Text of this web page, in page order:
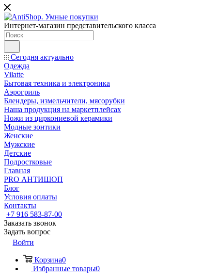
Интернет-магазин представительского класса
Сегодня актуально
Одежда
Vilatte
Бытовая техника и электроника
Аэрогриль
Блендеры, измельчители, мясорубки
Наша продукция на маркетплейсах
Ножи из циркониевой керамики
Модные зонтики
Женские
Мужские
Детские
Подростковые
Главная
PRO АНТИШОП
Блог
Условия оплаты
Контакты
+7 916 583-87-00
Заказать звонок
Задать вопрос
Войти
Корзина0
Избранные товары0